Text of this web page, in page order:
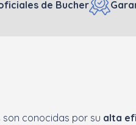
de Bucher
conocidas por su alta